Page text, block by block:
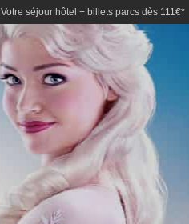
Votre séjour hôtel + billets parcs dès 111€*